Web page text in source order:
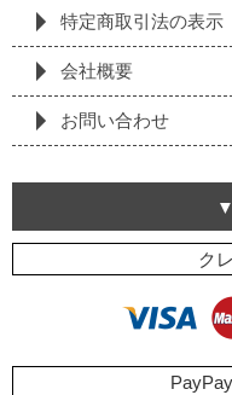
特定商取引法の表⽰
会社概要
お問い合わせ
ク